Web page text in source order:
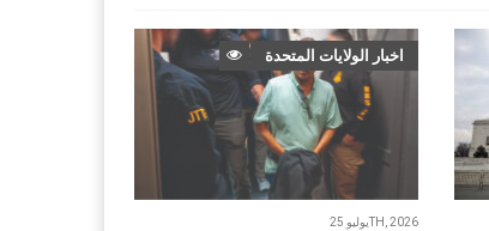
اخبار الولايات المتحدة
يوليو 25TH, 2026